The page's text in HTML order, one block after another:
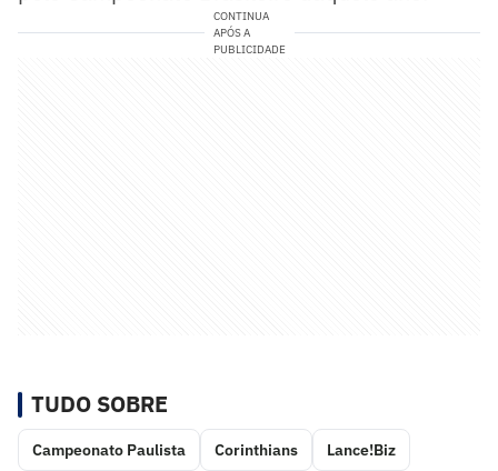
CONTINUA
APÓS A
PUBLICIDADE
TUDO SOBRE
Campeonato Paulista Corinthians Lance!Biz